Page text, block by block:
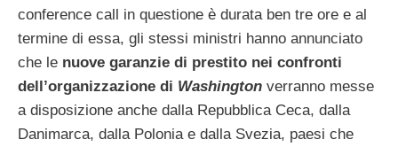
conference call in questione è durata ben tre ore e al
termine di essa, gli stessi ministri hanno annunciato
che le nuove garanzie di prestito nei confronti
dell’organizzazione di Washington verranno messe
a disposizione anche dalla Repubblica Ceca, dalla
Danimarca, dalla Polonia e dalla Svezia, paesi che